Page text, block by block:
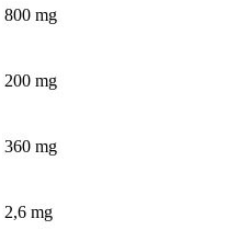
800 mg
200 mg
360 mg
2,6 mg